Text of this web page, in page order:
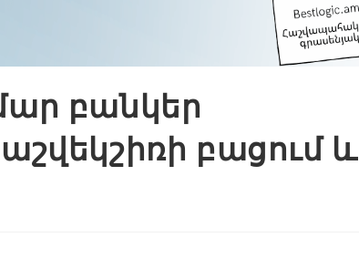
բանկեր
բացում և